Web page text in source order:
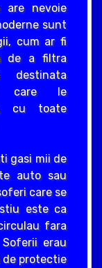
are nevoie
sunt
cum ar fi
de a filtra
destinata
care le
cu toate
gasi mii de
auto sau
care se
este ca
fara
erau
de protectie